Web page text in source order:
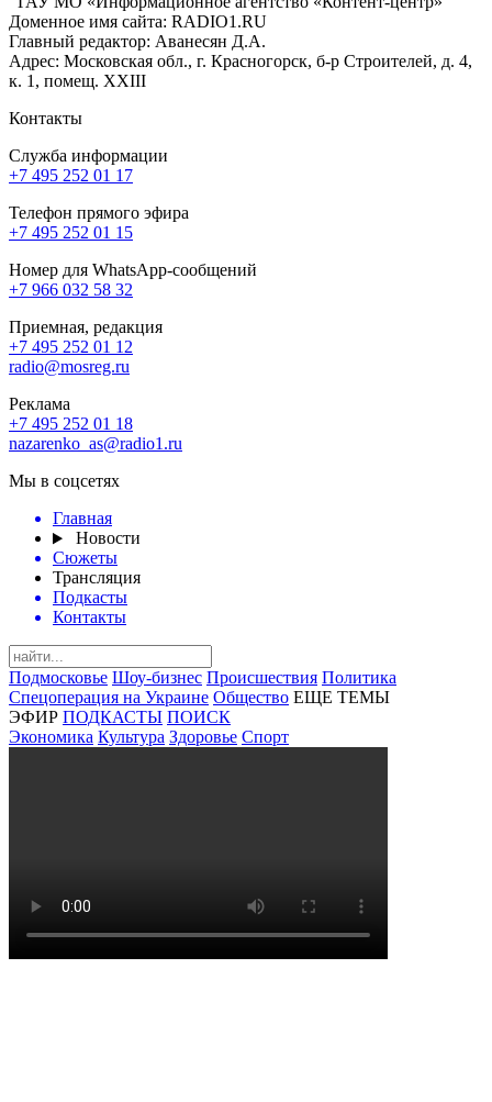
Доменное имя сайта: RADIO1.RU
Главный редактор: Аванесян Д.А.
Адрес: Московская обл., г. Красногорск, б-р Строителей, д. 4,
к. 1, помещ. XXIII
Контакты
Служба информации
+7 495 252 01 17
Телефон прямого эфира
+7 495 252 01 15
Номер для WhatsApp-сообщений
+7 966 032 58 32
Приемная, редакция
+7 495 252 01 12
radio@mosreg.ru
Реклама
+7 495 252 01 18
nazarenko_as@radio1.ru
Мы в соцсетях
Главная
Новости
Сюжеты
Трансляция
Подкасты
Контакты
Подмосковье Шоу-бизнес Происшествия Политика
Спецоперация на Украине Общество ЕЩЕ ТЕМЫ
ЭФИР ПОДКАСТЫ ПОИСК
Экономика Культура Здоровье Спорт